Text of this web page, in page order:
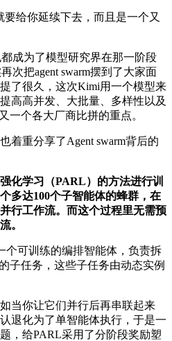
要给你延续下去，而且是一个又
成为了模型研究界在那一阶段
次把agent swarm摆到了大家面
了很久，这次Kimi用一个模型来
高高并发、大批量、多样性以及
一个各大厂商比拼的重点。
着重分享了Agent swarm背后的
化学习（PARL）的方法进行训
多达100个子智能体的蜂群，在
行工作流。而这个过程里无需预
。
个可训练的编排智能体，负责拆
子任务，这些子任务由动态实例
当你让它们并行后再串联起来
退化为了单智能体执行，于是一
，给PARL采用了分阶段奖励塑